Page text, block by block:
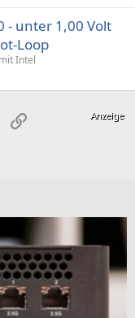
- unter 1,00 Volt
Loop
Intel
MailLink